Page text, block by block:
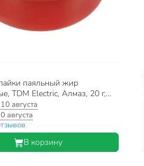
паяльный жир
TDM Electric, Алмаз, 20 г,
0386
10 августа
августа
В корзину